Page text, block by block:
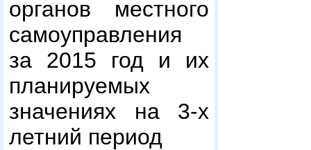
органов местного
самоуправления
за 2015 год и их
планируемых
значениях на 3-х
летний период